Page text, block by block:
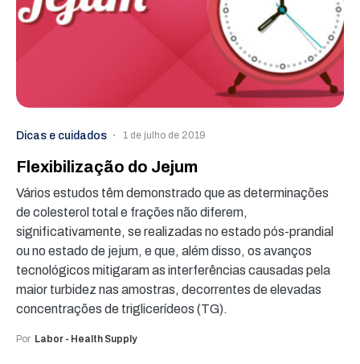
Dicas e cuidados 1 de julho de 2019
Flexibilização do Jejum
Vários estudos têm demonstrado que as determinações
de colesterol total e frações não diferem,
significativamente, se realizadas no estado pós-prandial
ou no estado de jejum, e que, além disso, os avanços
tecnológicos mitigaram as interferências causadas pela
maior turbidez nas amostras, decorrentes de elevadas
concentrações de triglicerídeos (TG).
Por Labor - Health Supply